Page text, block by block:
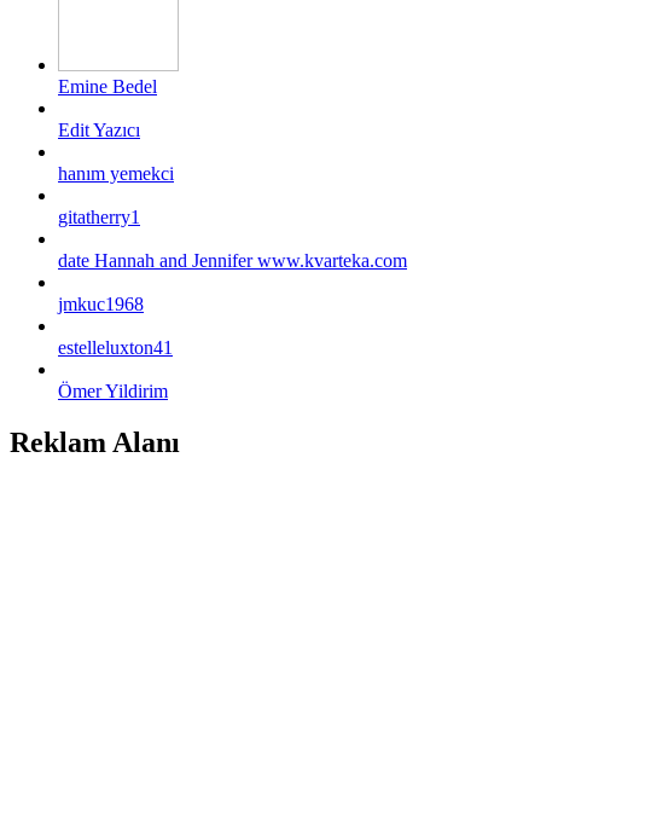
Emine Bedel
Edit Yazıcı
hanım yemekci
gitatherry1
date Hannah and Jennifer www.kvarteka.com
jmkuc1968
estelleluxton41
Ömer Yildirim
Reklam Alanı